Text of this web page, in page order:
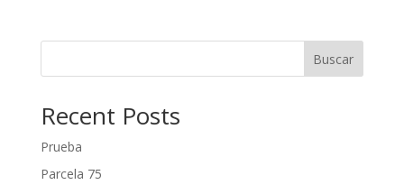
Buscar
Recent Posts
Prueba
Parcela 75